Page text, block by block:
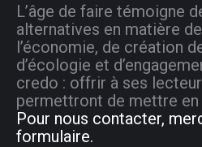
L’âge de faire témoigne
alternatives en matière
l’économie, de création
d’écologie et
credo : offrir à ses
permettront de mettre
Pour nous contacter,
formulaire.